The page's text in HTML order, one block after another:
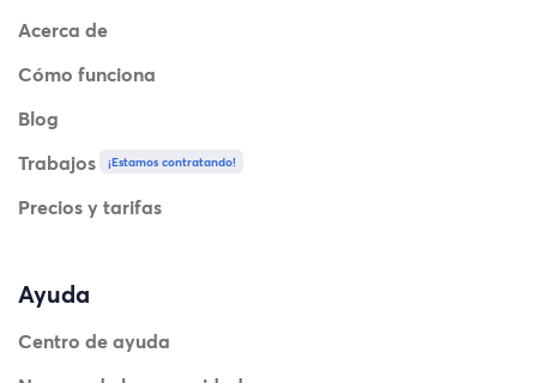
Acerca de
Cómo funciona
Blog
Trabajos
¡Estamos contratando!
Precios y tarifas
Ayuda
Centro de ayuda